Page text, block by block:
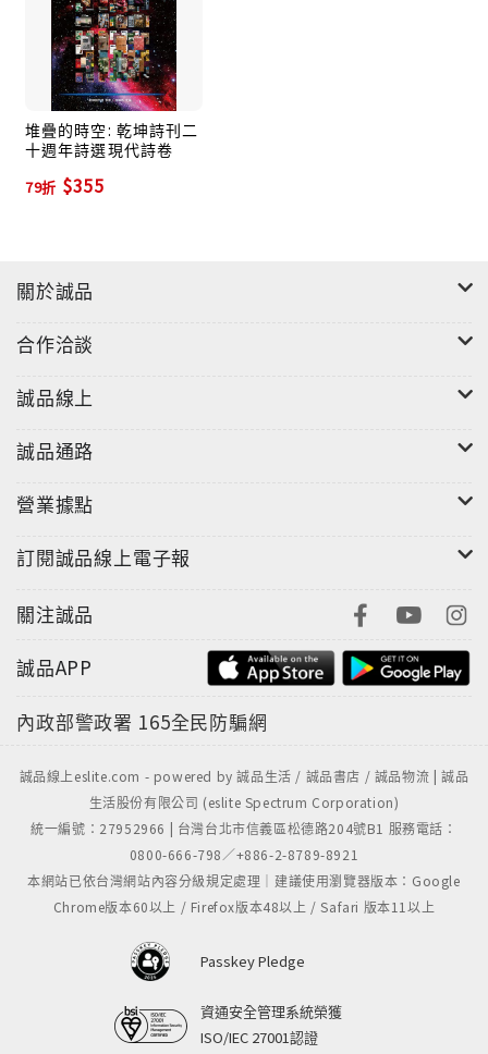
堆疊的時空: 乾坤詩刊二
十週年詩選現代詩卷
79折 $355
關於誠品
合作洽談
誠品線上
誠品通路
營業據點
訂閱誠品線上電子報
關注誠品
誠品APP
內政部警政署 165全民防騙網
誠品線上eslite.com - powered by 誠品生活 / 誠品書店 / 誠品物流 | 誠品
生活股份有限公司 (eslite Spectrum Corporation)
統一編號：27952966 | 台灣台北市信義區松德路204號B1 服務電話：
0800-666-798／+886-2-8789-8921
本網站已依台灣網站內容分級規定處理｜建議使用瀏覽器版本：Google
Chrome版本60以上 / Firefox版本48以上 / Safari 版本11以上
Passkey Pledge
資通安全管理系統榮獲
ISO/IEC 27001認證